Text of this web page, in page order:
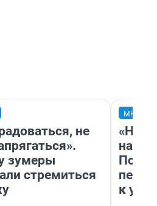
не
зумеры
стремиться
надо
к